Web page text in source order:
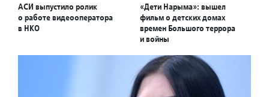
АСИ выпустило ролик
о работе видеооператора
в НКО
«Дети Нарыма»: вышел
фильм о детских домах
времен Большого террора
и войны